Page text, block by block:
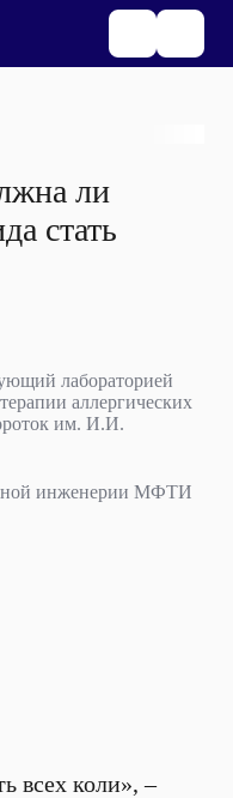
ли
стать
лабораторией
аллергических
им. И.И.
инженерии МФТИ
всех коли», –